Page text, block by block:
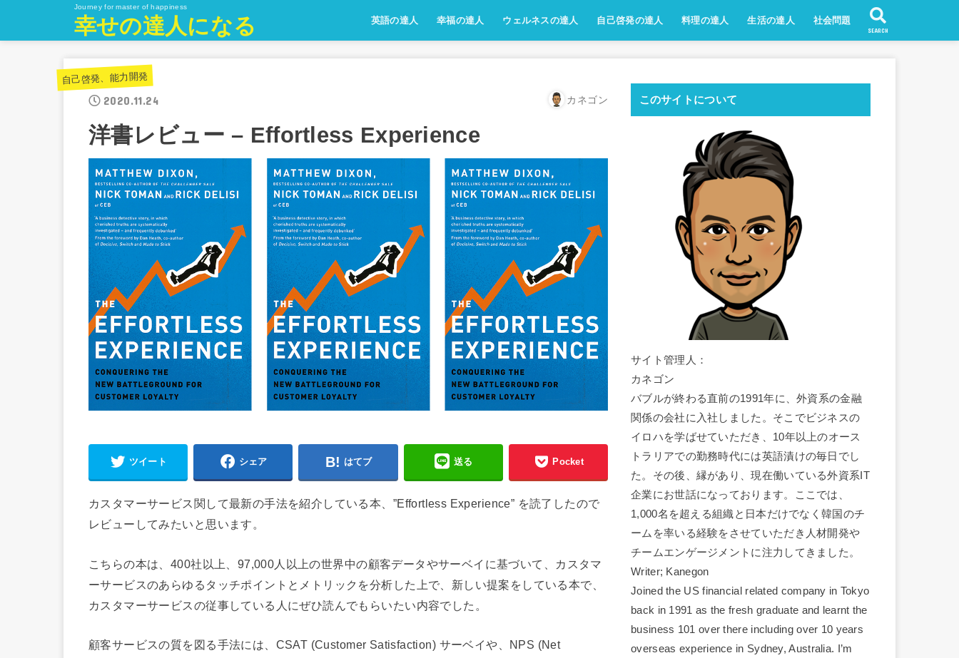
Journey for master of happiness
幸せの達人になる 英語の達人 幸福の達人 ウェルネスの達人 自己啓発の達人 料理の達人 生活の達人 社会問題
SEARCH
自己啓発、能力開発
2020.11.24 カネゴン
洋書レビュー – Effortless Experience
ツイート シェア はてブ 送る Pocket
カスタマーサービス関して最新の手法を紹介している本、”Effortless Experience” を読了したので
レビューしてみたいと思います。
こちらの本は、400社以上、97,000人以上の世界中の顧客データやサーベイに基づいて、カスタマ
ーサービスのあらゆるタッチポイントとメトリックを分析した上で、新しい提案をしている本で、
カスタマーサービスの従事している人にぜひ読んでもらいたい内容でした。
顧客サービスの質を図る手法には、CSAT (Customer Satisfaction) サーベイや、NPS (Net
このサイトについて
サイト管理人：
カネゴン
バブルが終わる直前の1991年に、外資系の金融
関係の会社に入社しました。そこでビジネスの
イロハを学ばせていただき、10年以上のオース
トラリアでの勤務時代には英語漬けの毎日でし
た。その後、縁があり、現在働いている外資系IT
企業にお世話になっております。ここでは、
1,000名を超える組織と日本だけでなく韓国のチ
ームを率いる経験をさせていただき人材開発や
チームエンゲージメントに注力してきました。
Writer; Kanegon
Joined the US financial related company in Tokyo
back in 1991 as the fresh graduate and learnt the
business 101 over there including over 10 years
overseas experience in Sydney, Australia. I’m